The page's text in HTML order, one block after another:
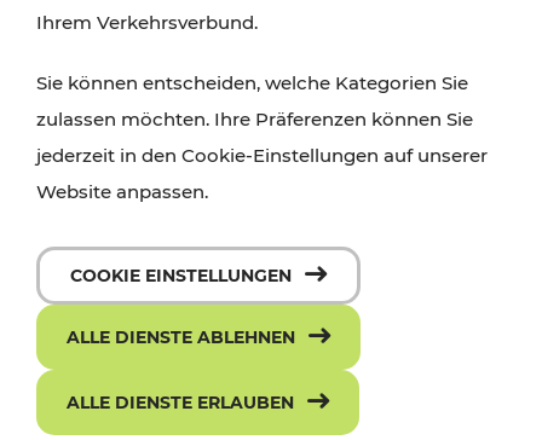
Ihrem Verkehrsverbund.
Sie können entscheiden, welche Kategorien Sie
zulassen möchten. Ihre Präferenzen können Sie
jederzeit in den Cookie-Einstellungen auf unserer
Website anpassen.
COOKIE EINSTELLUNGEN
ALLE DIENSTE ABLEHNEN
ALLE DIENSTE ERLAUBEN